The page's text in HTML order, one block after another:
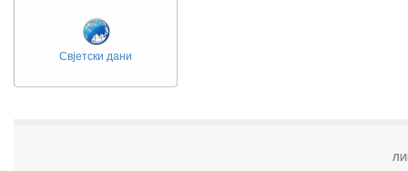
Свјетски дани